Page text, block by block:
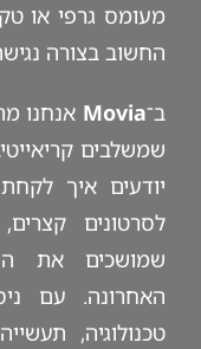
מעומס גרפי או
החשוב בצורה
ב־Movia אנחנו
שמשלבים
יודעים איך
לסרטונים
שמושכים את
האחרונה. עם
טכנולוגיה,